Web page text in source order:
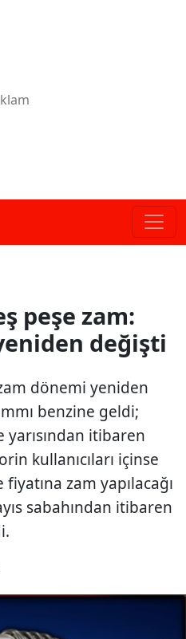
peşe zam:
değişti
dönemi yeniden
benzine geldi;
yarısından itibaren
kullanıcıları içinse
zam yapılacağı
sabahından itibaren